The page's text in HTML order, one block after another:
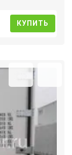
КУПИТЬ